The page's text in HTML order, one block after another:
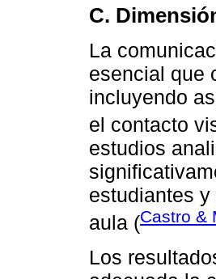
C.
La
esencial que
incluyendo
el contacto
estudios
estudiantes
aula (Castro &
Los